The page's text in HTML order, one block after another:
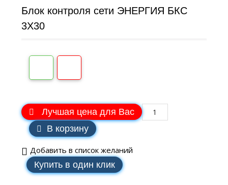
Блок контроля сети ЭНЕРГИЯ БКС
3Х30
Лучшая цена для Вас
В корзину
Добавить в список желаний
Купить в один клик